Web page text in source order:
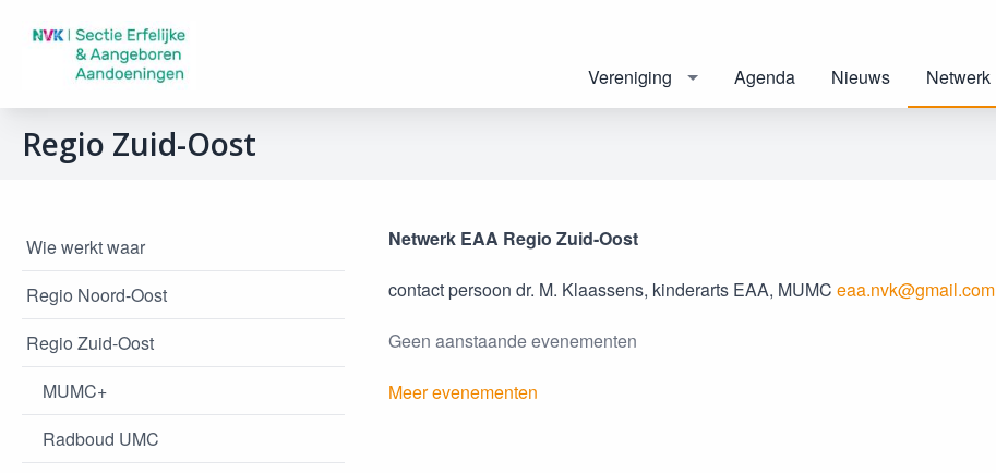
Vereniging Agenda Nieuws Netwerk
Regio Zuid-Oost
Wie werkt waar
Regio Noord-Oost
Regio Zuid-Oost
MUMC+
Radboud UMC
Netwerk EAA Regio Zuid-Oost
contact persoon dr. M. Klaassens, kinderarts EAA, MUMC eaa.nvk@gmail.com
Geen aanstaande evenementen
Meer evenementen